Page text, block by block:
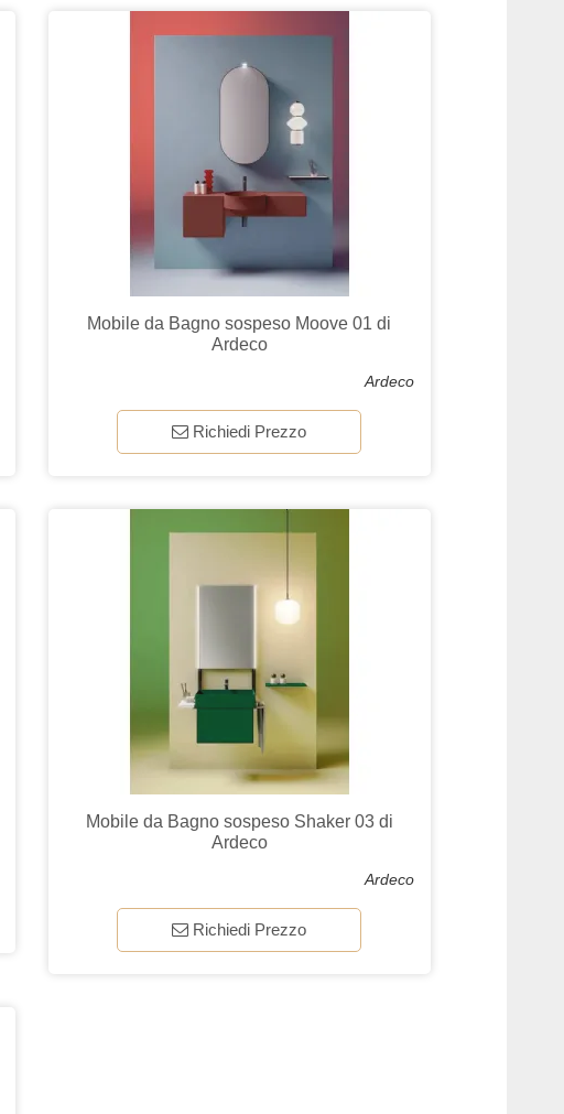
Mobile da Bagno sospeso Moove 01 di
Ardeco
Ardeco
Richiedi Prezzo
Mobile da Bagno sospeso Shaker 03 di
Ardeco
Ardeco
Richiedi Prezzo